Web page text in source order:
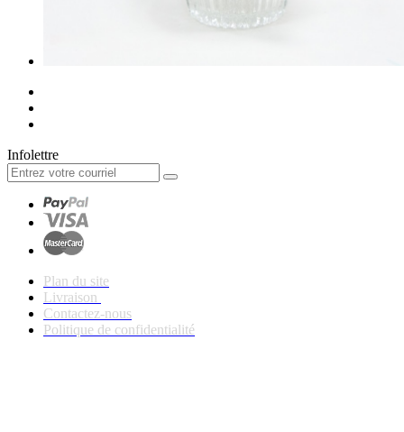
Infolettre
Plan du site
Livraison
Contactez-nous
Politique de confidentialité